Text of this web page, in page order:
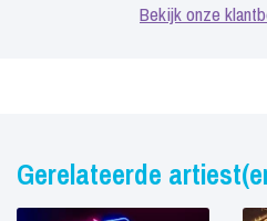
Bekijk onze
Gerelateerde